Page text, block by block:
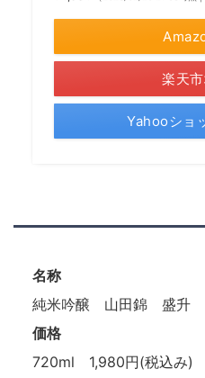
楽天
Yahooショ
名称
純米吟醸 山田錦 盛升
価格
720ml 1,980円(税込み)